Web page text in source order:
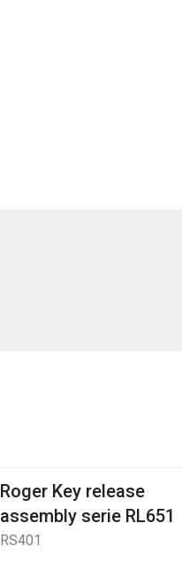
Roger Key release
assembly serie RL651
RS401